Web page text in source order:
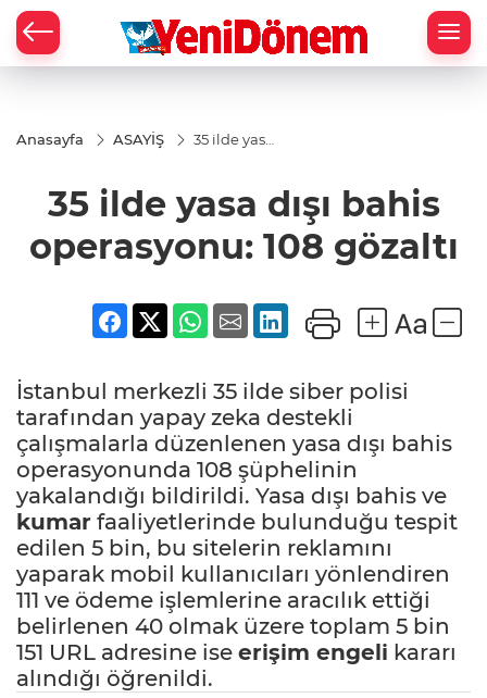
Anasayfa ASAYİŞ
35 ilde yasa
35 ilde yasa dışı bahis
operasyonu: 108 gözaltı
İstanbul merkezli 35 ilde siber polisi
tarafından yapay zeka destekli
çalışmalarla düzenlenen yasa dışı bahis
operasyonunda 108 şüphelinin
yakalandığı bildirildi. Yasa dışı bahis ve
kumar faaliyetlerinde bulunduğu tespit
edilen 5 bin, bu sitelerin reklamını
yaparak mobil kullanıcıları yönlendiren
111 ve ödeme işlemlerine aracılık ettiği
belirlenen 40 olmak üzere toplam 5 bin
151 URL adresine ise erişim engeli kararı
alındığı öğrenildi.